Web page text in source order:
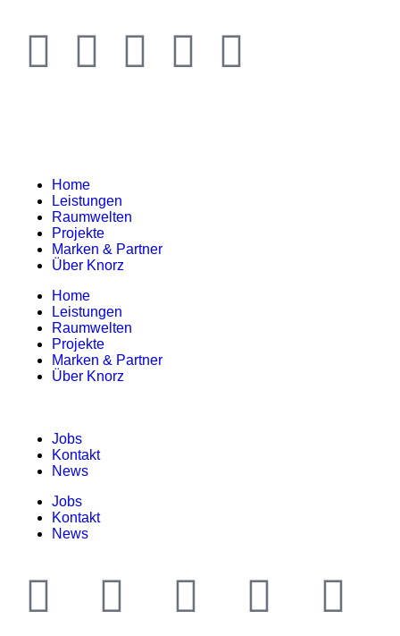
Home
Leistungen
Raumwelten
Projekte
Marken & Partner
Über Knorz
Home
Leistungen
Raumwelten
Projekte
Marken & Partner
Über Knorz
Jobs
Kontakt
News
Jobs
Kontakt
News